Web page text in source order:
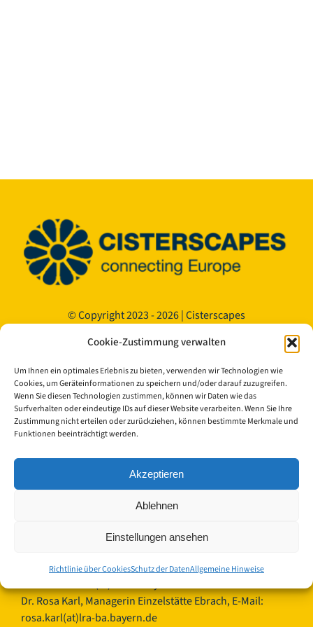
Cookie-Zustimmung verwalten
Um Ihnen ein optimales Erlebnis zu bieten, verwenden wir Technologien wie
Cookies, um Geräteinformationen zu speichern und/oder darauf zuzugreifen.
Wenn Sie diesen Technologien zustimmen, können wir Daten wie das
Surfverhalten oder eindeutige IDs auf dieser Website verarbeiten. Wenn Sie Ihre
Zustimmung nicht erteilen oder zurückziehen, können bestimmte Merkmale und
Funktionen beeinträchtigt werden.
Akzeptieren
Ablehnen
Einstellungen ansehen
Richtlinie über CookiesSchutz der DatenAllgemeine Hinweise
© Copyright 2023 - 2026 | Cisterscapes
und alle Angaben ohne Gewähr.
Kontakt:
Landkreis Bamberg
Europäisches Kulturerbe-Siegel/Cisterscapes
Ludwigstraße 23
Germany
für das Europäisches Kulturerbe-Siegel, E-Mail:
alexandra.baier(at)lra-ba.bayern.de
Dr. Rosa Karl, Managerin Einzelstätte Ebrach, E-Mail:
rosa.karl(at)lra-ba.bayern.de